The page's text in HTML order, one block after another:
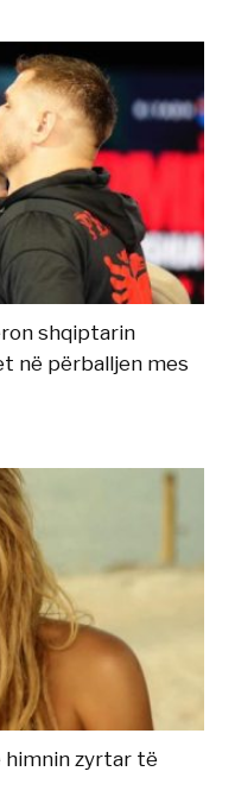
shqiptarin
në përballjen mes
himnin zyrtar të